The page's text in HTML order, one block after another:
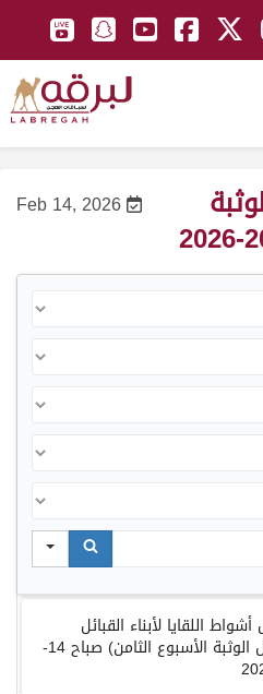
Feb 14, 2026
أشواط اللقايا لأبناء القبائل
الوثبة الأسبوع الثامن) صباح 14-